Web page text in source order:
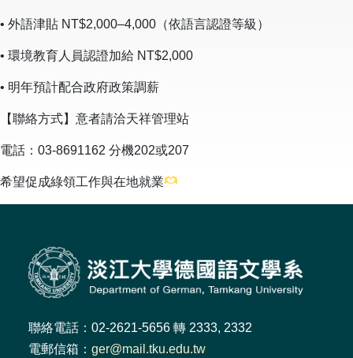
• 外語津貼 NT$2,000–4,000（依語言認證等級）
• 環境教育人員認證加給 NT$2,000
• 明年預計配合政府政策調薪
【聯絡方式】意者請洽天祥管理站
電話：03-8691162 分機202或207
希望促成綠領工作與在地就業
聯絡電話：02-2621-5656 轉 2333, 2332
電郵信箱： ger@mail.tku.edu.tw